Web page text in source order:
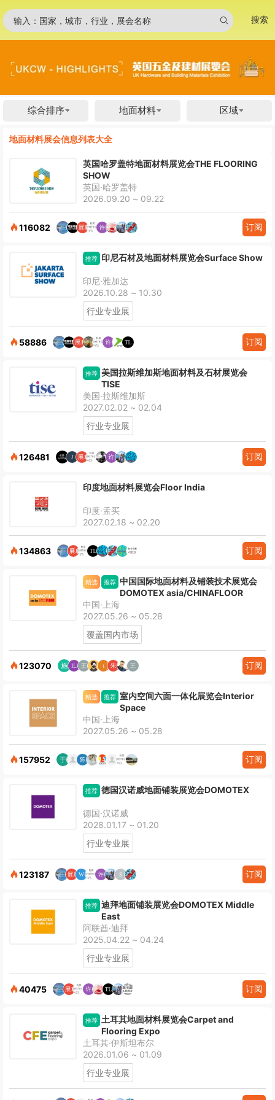
输入：国家，城市，行业，展会名称 搜索
综合排序 地面材料 区域
地面材料展会信息列表大全
英国哈罗盖特地面材料展览会THE FLOORING
SHOW
英国·哈罗盖特
2026.09.20 ~ 09.22
116082 订阅
推荐 印尼石材及地面材料展览会Surface Show
印尼·雅加达
2026.10.28 ~ 10.30
行业专业展
58886 订阅
推荐 美国拉斯维加斯地面材料及石材展览会
TISE
美国·拉斯维加斯
2027.02.02 ~ 02.04
行业专业展
126481 订阅
印度地面材料展览会Floor India
印度·孟买
2027.02.18 ~ 02.20
134863 订阅
精选 推荐 中国国际地面材料及铺装技术展览会
DOMOTEX asia/CHINAFLOOR
中国·上海
2027.05.26 ~ 05.28
覆盖国内市场
123070 订阅
精选 推荐 室内空间六面一体化展览会Interior
Space
中国·上海
2027.05.26 ~ 05.28
157952 订阅
推荐 德国汉诺威地面铺装展览会DOMOTEX
德国·汉诺威
2028.01.17 ~ 01.20
行业专业展
123187 订阅
推荐 迪拜地面铺装展览会DOMOTEX Middle
East
阿联酋·迪拜
2025.04.22 ~ 04.24
行业专业展
40475 订阅
推荐 土耳其地面材料展览会Carpet and
Flooring Expo
土耳其·伊斯坦布尔
2026.01.06 ~ 01.09
行业专业展